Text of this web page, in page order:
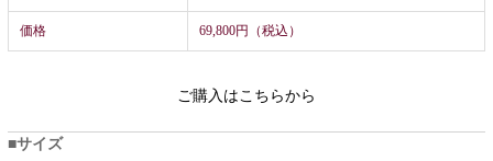
価格 69,800円（税込）
ご購入はこちらから
サイズ